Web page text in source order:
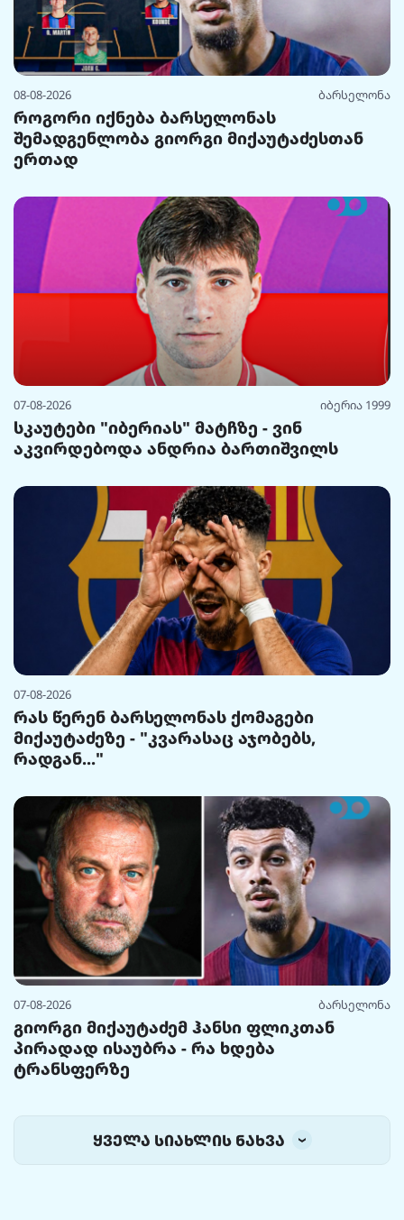
08-08-2026 ბარსელონა
როგორი იქნება ბარსელონას
შემადგენლობა გიორგი მიქაუტაძესთან
ერთად
07-08-2026 იბერია 1999
სკაუტები "იბერიას" მატჩზე - ვინ
აკვირდებოდა ანდრია ბართიშვილს
07-08-2026
რას წერენ ბარსელონას ქომაგები
მიქაუტაძეზე - "კვარასაც აჯობებს,
რადგან..."
07-08-2026 ბარსელონა
გიორგი მიქაუტაძემ ჰანსი ფლიკთან
პირადად ისაუბრა - რა ხდება
ტრანსფერზე
ყველა სიახლის ნახვა